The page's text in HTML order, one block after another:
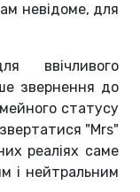
невідоме, для
ввічливого
звернення до
статусу
"Mrs"
реаліях саме
і нейтральним